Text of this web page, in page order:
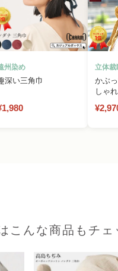
州染め
深い三角巾
立体裁
かぶ
しゃれ
こんな商品もチェ